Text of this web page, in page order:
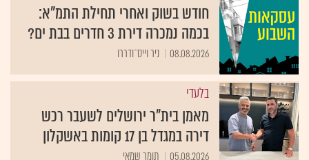
חודש בשוק ואחרי תחילת התמ"א:
בכמה נמכרה דירת 3 חדרים בבת ים?
08.08.2026 ניר וייס־ודררו
בלעדי
מאמן בית"ר ירושלים לשעבר רכש
דירה במגדל בן 17 קומות באשקלון
05.08.2026 תומר שמאי